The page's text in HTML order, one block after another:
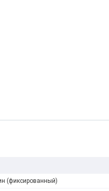
(фиксированный)